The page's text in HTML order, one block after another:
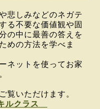
悲しみなどのネガテ
る不要な価値観や固
の中に最善の答えを
めの方法を学べま
ネットを使ってお家
覧いただけます。
ルクラス